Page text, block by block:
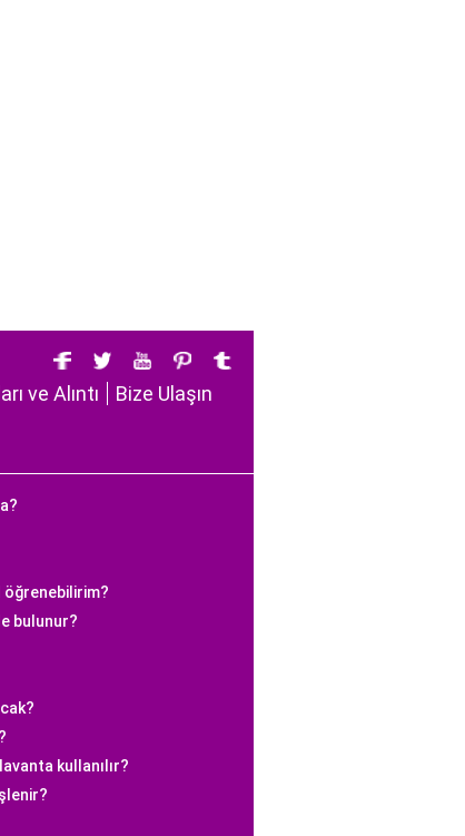
ve Alıntı Bize Ulaşın
öğrenebilirim?
bulunur?
kullanılır?